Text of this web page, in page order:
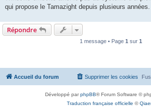
qui propose le Tamazight depuis plusieurs années.
Répondre
1 message • Page 1 sur 1
Accueil du forum Supprimer les cookies
Développé parphpBB® Forum Software ©
Traduction française officielle ©